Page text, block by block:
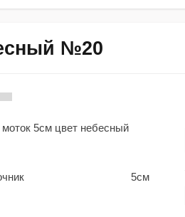
№20
5см цвет небесный
5см